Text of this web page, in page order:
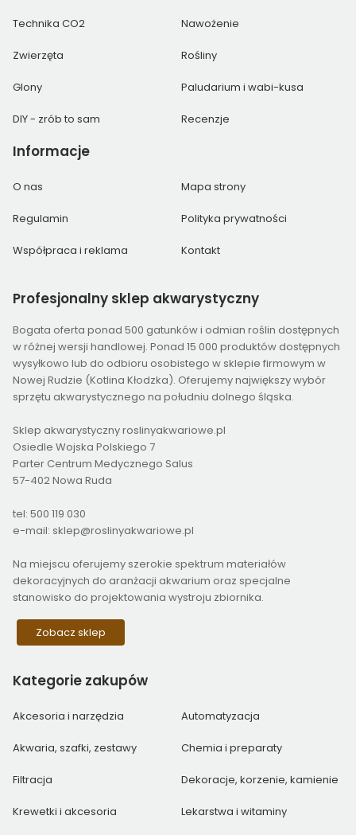
Technika CO2 Nawożenie
Zwierzęta Rośliny
Glony Paludarium i wabi-kusa
DIY - zrób to sam Recenzje
Informacje
O nas Mapa strony
Regulamin Polityka prywatności
Współpraca i reklama Kontakt
Profesjonalny sklep akwarystyczny
Bogata oferta ponad 500 gatunków i odmian roślin dostępnych
w różnej wersji handlowej. Ponad 15 000 produktów dostępnych
wysyłkowo lub do odbioru osobistego w sklepie firmowym w
Nowej Rudzie (Kotlina Kłodzka). Oferujemy największy wybór
sprzętu akwarystycznego na południu dolnego śląska.
Sklep akwarystyczny roslinyakwariowe.pl
Osiedle Wojska Polskiego 7
Parter Centrum Medycznego Salus
57-402 Nowa Ruda
tel: 500 119 030
e-mail: sklep@roslinyakwariowe.pl
Na miejscu oferujemy szerokie spektrum materiałów
dekoracyjnych do aranżacji akwarium oraz specjalne
stanowisko do projektowania wystroju zbiornika.
Zobacz sklep
Kategorie zakupów
Akcesoria i narzędzia Automatyzacja
Akwaria, szafki, zestawy Chemia i preparaty
Filtracja Dekoracje, korzenie, kamienie
Krewetki i akcesoria Lekarstwa i witaminy